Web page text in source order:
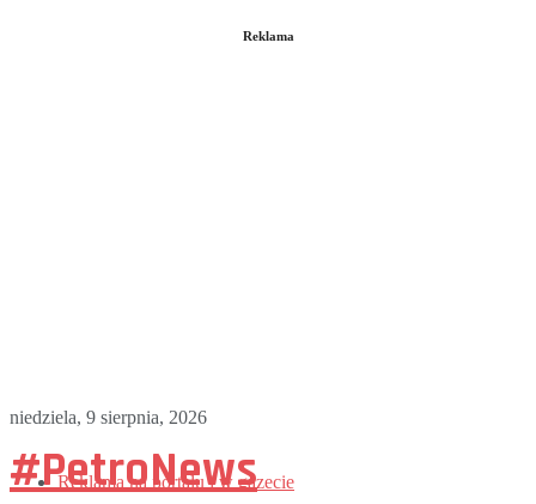
Reklama
niedziela, 9 sierpnia, 2026
Reklama na portalu i w gazecie
#PetroNews